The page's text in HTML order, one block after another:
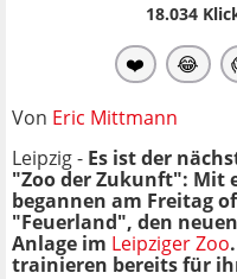
18.034
❤️ 😂
Von Eric Mittmann
Leipzig - Es ist der
"Zoo der Zukunft": Mit
begannen am Freitag
"Feuerland", den
Anlage im Leipziger Zoo
trainieren bereits für